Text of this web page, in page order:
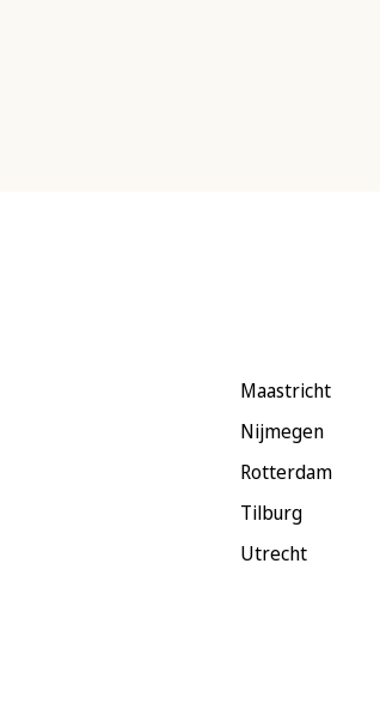
Maastricht
Nijmegen
Rotterdam
Tilburg
Utrecht